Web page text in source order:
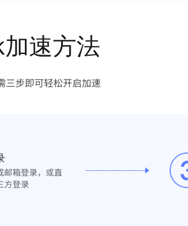
速方法
三步即可轻松开启加速
邮箱登录，或直
方登录